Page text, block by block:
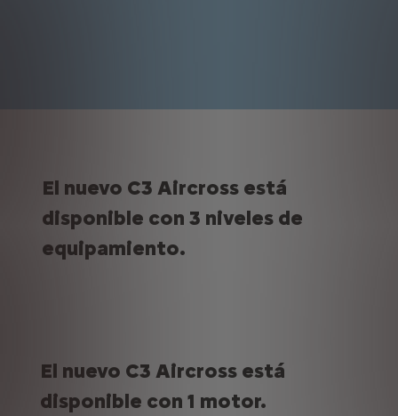
El nuevo C3 Aircross está
disponible con 3 niveles de
equipamiento.
El nuevo C3 Aircross está
disponible con 1 motor.